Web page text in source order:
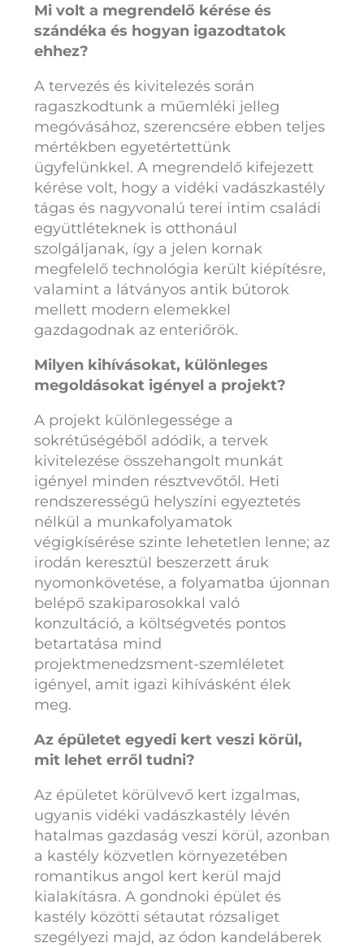
Mi volt a megrendelő kérése és
szándéka és hogyan igazodtatok
ehhez?
A tervezés és kivitelezés során
ragaszkodtunk a műemléki jelleg
megóvásához, szerencsére ebben teljes
mértékben egyetértettünk
ügyfelünkkel. A megrendelő kifejezett
kérése volt, hogy a vidéki vadászkastély
tágas és nagyvonalú terei intim családi
együttléteknek is otthonául
szolgáljanak, így a jelen kornak
megfelelő technológia került kiépítésre,
valamint a látványos antik bútorok
mellett modern elemekkel
gazdagodnak az enteriőrök.
Milyen kihívásokat, különleges
megoldásokat igényel a projekt?
A projekt különlegessége a
sokrétűségéből adódik, a tervek
kivitelezése összehangolt munkát
igényel minden résztvevőtől. Heti
rendszerességű helyszíni egyeztetés
nélkül a munkafolyamatok
végigkísérése szinte lehetetlen lenne; az
irodán keresztül beszerzett áruk
nyomonkövetése, a folyamatba újonnan
belépő szakiparosokkal való
konzultáció, a költségvetés pontos
betartatása mind
projektmenedzsment-szemléletet
igényel, amit igazi kihívásként élek
meg.
Az épületet egyedi kert veszi körül,
mit lehet erről tudni?
Az épületet körülvevő kert izgalmas,
ugyanis vidéki vadászkastély lévén
hatalmas gazdaság veszi körül, azonban
a kastély közvetlen környezetében
romantikus angol kert kerül majd
kialakításra. A gondnoki épület és
kastély közötti sétautat rózsaliget
szegélyezi majd, az ódon kandeláberek